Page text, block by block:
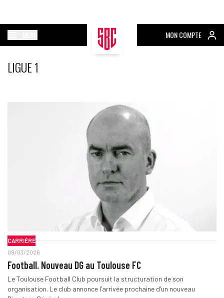
MON COMPTE
LIGUE 1
CARRIÈRE
09/03/2026
Football. Nouveau DG au Toulouse FC
Le Toulouse Football Club poursuit la structuration de son
organisation. Le club annonce l’arrivée prochaine d’un nouveau